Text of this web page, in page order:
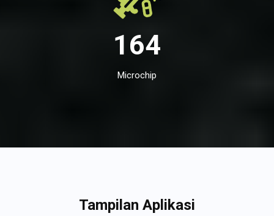
164
Microchip
Tampilan Aplikasi